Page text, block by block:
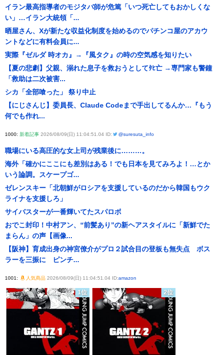
イラン最高指導者のモジタバ師が危篤「いつ死亡してもおかしくな
い」…イラン大統領「...
晒屋さん、Xが新たな収益化制度を始めるのでパチンコ屋のアカウ
ントなどに有料会員に...
実際『ゼルダ 時オカ』→『風タク』の時の空気感を知りたい
【夏の悲劇】父親、溺れた息子を救おうとしてﾀﾋ亡 →専門家も警鐘
「救助は二次被害...
シカ「全部喰った」 祭り中止
【にじさんじ】委員長、Claude Codeまで手出してるんか…『もう
何でも作れ...
1000: 新着記事 2026/08/09(日) 11:04:51.04 ID: @suresuta_info
職場にいる高圧的な女上司が残業後に………。
海外「確かにここにも差別はある！でも日本を見てみろよ！…とか
いう論調。スケープゴ...
ゼレンスキー「北朝鮮がロシアを支援しているのだから韓国もウク
ライナを支援しろ」
サイバスターが一番輝いてたスパロボ
おでこ封印！中村アン、“前髪あり”の新ヘアスタイルに「新鮮でた
まらん」の声【画像...
【阪神】育成出身の神宮僚介がプロ２試合目の登板も無失点 ボス
ラーを三振に ピンチ...
1001: 人気商品2026/08/09(日) 11:04:51.04 ID:amazon
1位 2位